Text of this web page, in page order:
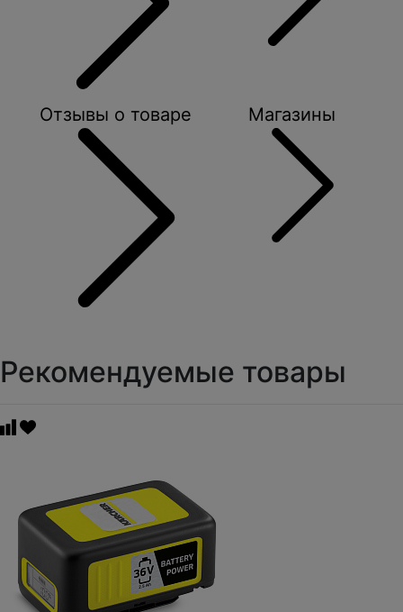
Отзывы о товаре Магазины
Рекомендуемые товары